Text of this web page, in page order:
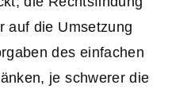
auf die Umsetzung
des einfachen
je schwerer die